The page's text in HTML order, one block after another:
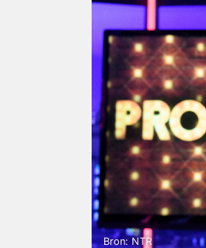
Bron: NTR